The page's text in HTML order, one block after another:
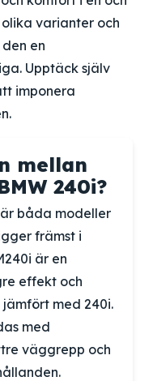
varianter och
en
Upptäck själv
imponera
mellan
240i?
är båda modeller
främst i
är en
effekt och
med 240i.
med
väggrepp och